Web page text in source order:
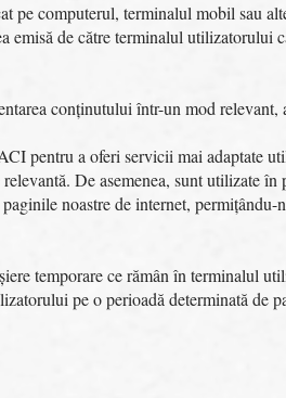
pe computerul, terminalul mobil sau
emisă de către terminalul utilizatorului
conținutului într-un mod relevant,
pentru a oferi servicii mai adaptate
De asemenea, sunt utilizate în
noastre de internet, permițându-
temporare ce rămân în terminalul
pe o perioadă determinată de